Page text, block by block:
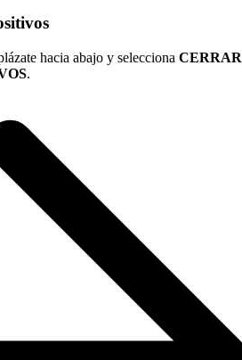
hacia abajo y selecciona CERRAR
.